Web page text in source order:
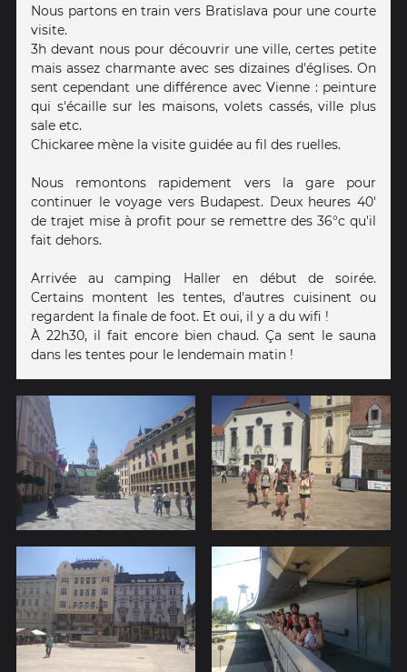
Nous partons en train vers Bratislava pour une courte
visite.
3h devant nous pour découvrir une ville, certes petite
mais assez charmante avec ses dizaines d'églises. On
sent cependant une différence avec Vienne : peinture
qui s'écaille sur les maisons, volets cassés, ville plus
sale etc.
Chickaree mène la visite guidée au fil des ruelles.
Nous remontons rapidement vers la gare pour
continuer le voyage vers Budapest. Deux heures 40'
de trajet mise à profit pour se remettre des 36°c qu'il
fait dehors.
Arrivée au camping Haller en début de soirée.
Certains montent les tentes, d'autres cuisinent ou
regardent la finale de foot. Et oui, il y a du wifi !
À 22h30, il fait encore bien chaud. Ça sent le sauna
dans les tentes pour le lendemain matin !